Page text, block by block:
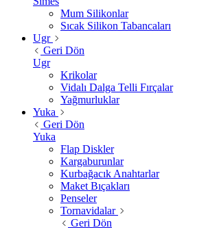
Mum Silikonlar
Sıcak Silikon Tabancaları
Ugr
Geri Dön
Ugr
Krikolar
Vidalı Dalga Telli Fırçalar
Yağmurluklar
Yuka
Geri Dön
Yuka
Flap Diskler
Kargaburunlar
Kurbağacık Anahtarlar
Maket Bıçakları
Penseler
Tornavidalar
Geri Dön